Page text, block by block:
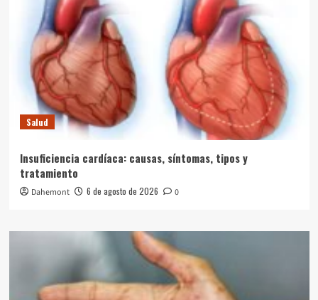
Salud
Insuficiencia cardíaca: causas, síntomas, tipos y
tratamiento
Dahemont 6 de agosto de 2026 0